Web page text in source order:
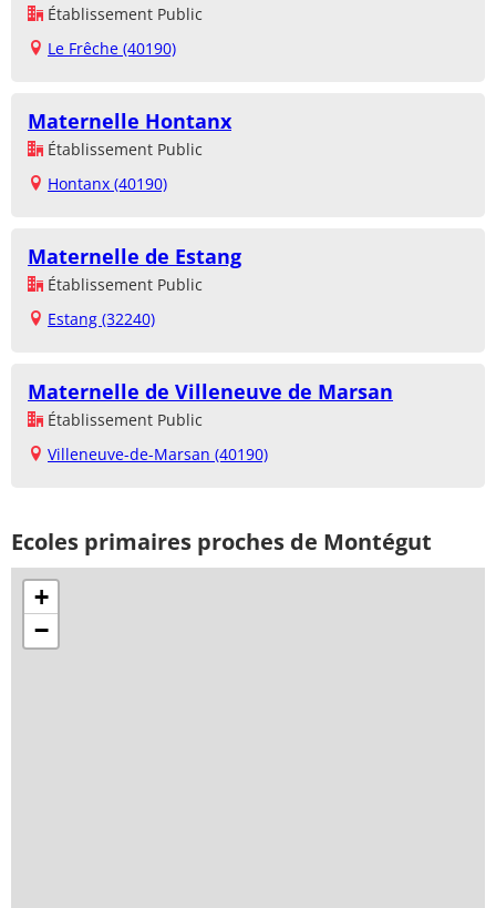
Établissement Public
Le Frêche (40190)
Maternelle Hontanx
Établissement Public
Hontanx (40190)
Maternelle de Estang
Établissement Public
Estang (32240)
Maternelle de Villeneuve de Marsan
Établissement Public
Villeneuve-de-Marsan (40190)
Ecoles primaires proches de Montégut
+
−